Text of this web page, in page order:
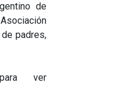
de
padres,
ver